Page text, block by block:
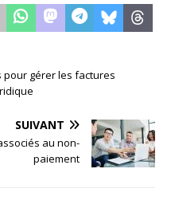
pour gérer les factures
SUIVANT
au non-
paiement